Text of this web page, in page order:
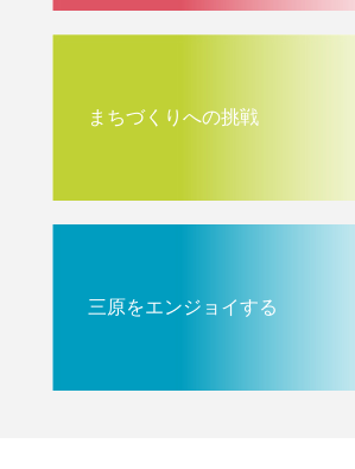
まちづくりへの挑戦
三原をエンジョイする